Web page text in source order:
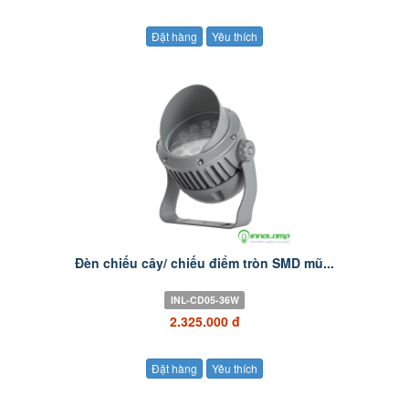
Đặt hàng Yêu thích
Đèn chiếu cây/ chiếu điểm tròn SMD mũ...
INL-CD05-36W
2.325.000 đ
Đặt hàng Yêu thích